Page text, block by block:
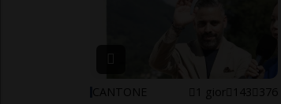
CANTONE 1 gior 143 376